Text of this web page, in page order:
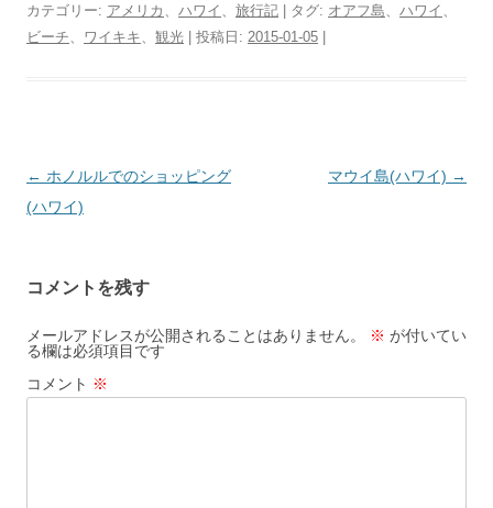
カテゴリー: アメリカ ハワイ 旅行記 | タグ: オアフ島 ハワイ
ビーチ
ワイキキ 観光 | 投稿日: 2015-01-05
投
稿
ゲ
ー
シ
ョ
← ホノルルでのショッピング
(ハワイ)
マウイ島(ハワイ) →
コメントを残す
メールアドレスが公開されることはありません。 ※ が付いてい
る欄は必須項目です
コメント ※